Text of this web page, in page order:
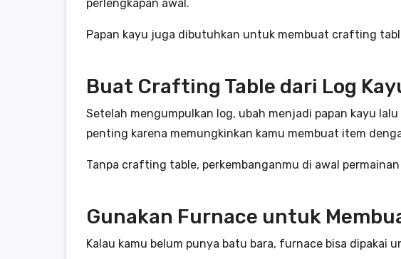
perlengkapan awal.
Papan kayu juga dibutuhkan untuk membuat crafting
Buat Crafting Table dari Log
Setelah mengumpulkan log, ubah menjadi papan kayu
penting karena memungkinkan kamu membuat item
Tanpa crafting table, perkembanganmu di awal
Gunakan Furnace untuk
Kalau kamu belum punya batu bara, furnace bisa dipakai